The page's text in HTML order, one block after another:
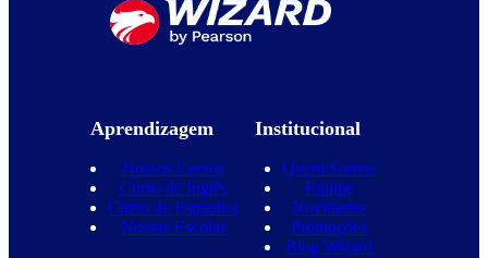
Aprendizagem
Nossos Cursos
Curso de Inglês
Curso de Espanhol
Nossas Escolas
Institucional
Quem Somos
Equipe
Novidades
Promoções
Blog Wizard